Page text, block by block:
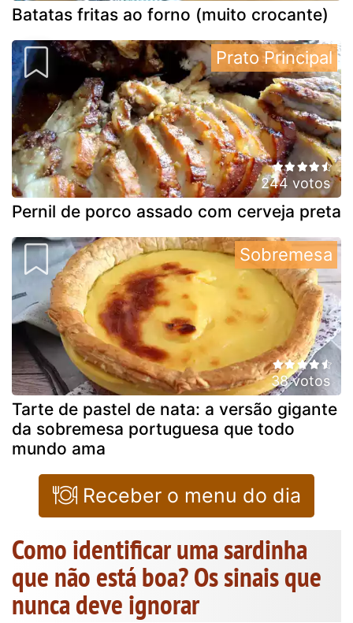
Batatas fritas ao forno (muito crocante)
244 votos
Pernil de porco assado com cerveja preta
Prato Principal
38 votos
Tarte de pastel de nata: a versão gigante
da sobremesa portuguesa que todo
mundo ama
Sobremesa
Receber o menu do dia
Como identificar uma sardinha
que não está boa? Os sinais que
nunca deve ignorar